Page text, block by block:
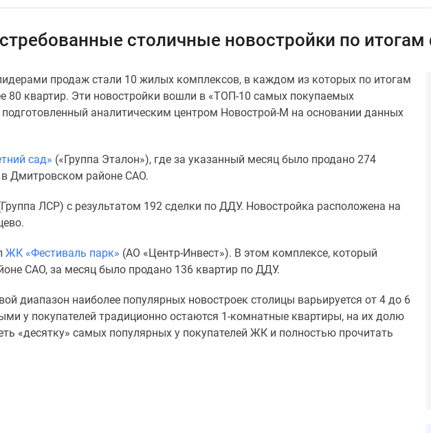
столичные новостройки по итогам
продаж стали 10 жилых комплексов, в каждом из которых по итогам
80 квартир. Эти новостройки вошли в «ТОП-10 самых покупаемых
аналитическим центром Новострой-М на основании данных
сад» («Группа Эталон»), где за указанный месяц было продано 274
Дмитровском районе САО.
ЛСР) с результатом 192 сделки по ДДУ. Новостройка расположена на
ЖК «Фестиваль парк» (АО «Центр-Инвест»). В этом комплексе, который
САО, за месяц было продано 136 квартир по ДДУ.
диапазон наиболее популярных новостроек столицы варьируется от 4 до 6
у покупателей традиционно остаются 1-комнатные квартиры, на их долю
«десятку» самых популярных у покупателей ЖК и полностью прочитать